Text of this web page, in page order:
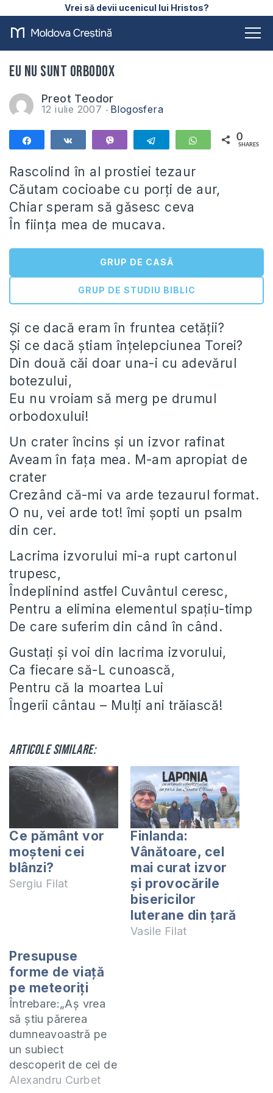
Vrei să devii ucenicul lui Hristos?
Eu nu sunt orbodox
Preot Teodor
12 iulie 2007 Blogosfera
Telegram WhatsApp
0
SHARES
Rascolind în al prostiei tezaur
Căutam cocioabe cu porţi de aur,
Chiar speram să găsesc ceva
În fiinţa mea de mucava.
GRUP DE CASĂ
GRUP DE STUDIU BIBLIC
Şi ce dacă eram în fruntea cetăţii?
Şi ce dacă ştiam înţelepciunea Torei?
Din două căi doar una-i cu adevărul
botezului,
Eu nu vroiam să merg pe drumul
orbodoxului!
Un crater încins şi un izvor rafinat
Aveam în faţa mea. M-am apropiat de
crater
Crezând că-mi va arde tezaurul format.
O nu, vei arde tot! îmi şopti un psalm
din cer.
Lacrima izvorului mi-a rupt cartonul
trupesc,
Îndeplinind astfel Cuvântul ceresc,
Pentru a elimina elementul spaţiu-timp
De care suferim din când în când.
Gustaţi şi voi din lacrima izvorului,
Ca fiecare să-L cunoască,
Pentru că la moartea Lui
Îngerii cântau – Mulţi ani trăiască!
Articole similare:
Ce pământ vor
moșteni cei
blânzi?
Sergiu Filat
Finlanda:
Vânătoare, cel
mai curat izvor
și provocările
bisericilor
luterane din țară
Vasile Filat
Presupuse
forme de viață
pe meteoriți
Întrebare:„Aș vrea
să știu părerea
dumneavoastră pe
un subiect
descoperit de cei de
la NASA. Știrea se
Alexandru Curbet